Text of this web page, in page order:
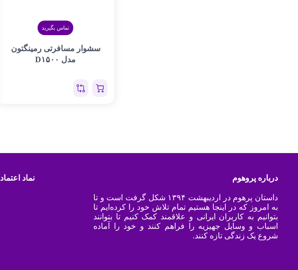
تماس بگیرید
سشوار مسافرتی رمینگتون
مدل D۱۵۰۰
درباره پروهوم
داستان پرهوم در اردیبهشت ۱۳۹۴ شکل گرفت است و تا
به امروز که در اینجا هستیم تمام تلاش خود را کرده‌ایم تا
بتوانیم به کاربران ایرانی و علاقمند کمک کنیم تا بتوانند
اسباب و وسایل جهیزیه را فراهم کنند و خود را آماده
شروع یک زندگی تازه کنند.
نماد اعتماد